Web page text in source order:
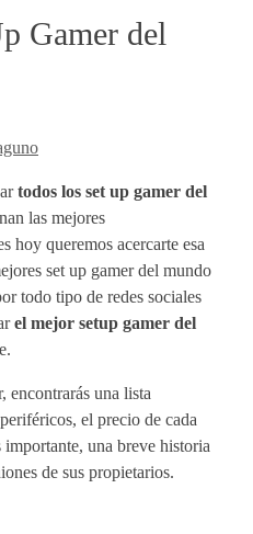
Gamer del
todos los set up gamer del
las mejores
hoy queremos acercarte esa
set up gamer del mundo
todo tipo de redes sociales
el mejor setup gamer del
encontrarás una lista
el precio de cada
una breve historia
de sus propietarios.